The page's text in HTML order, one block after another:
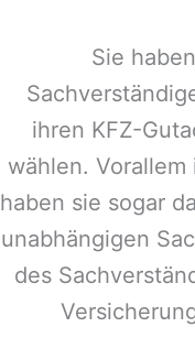
Sie
ihren KFZ-
wählen.
haben sie sogar
unabhängigen
des